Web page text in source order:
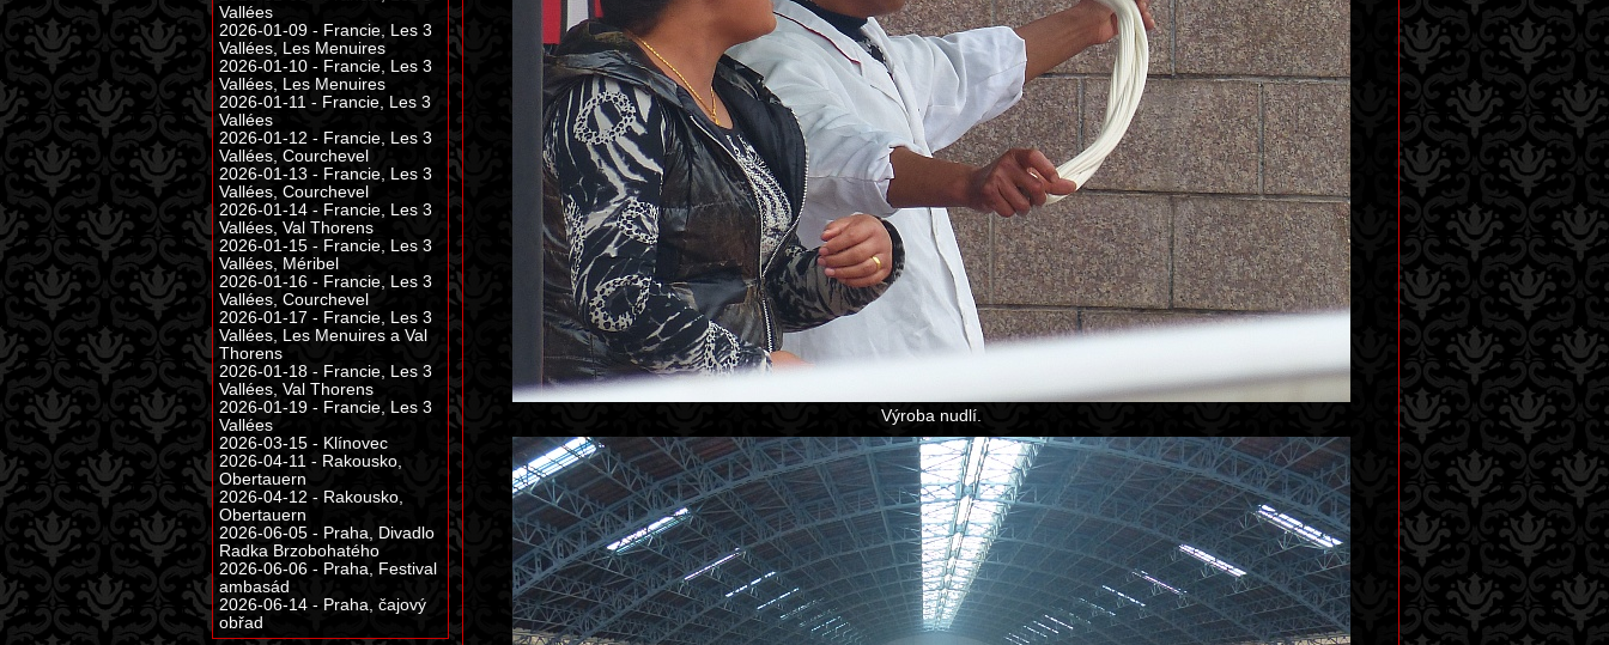
Výroba nudlí.
Vallées
2026-01-09 - Francie, Les 3
Vallées, Les Menuires
2026-01-10 - Francie, Les 3
Vallées, Les Menuires
2026-01-11 - Francie, Les 3
Vallées
2026-01-12 - Francie, Les 3
Vallées, Courchevel
2026-01-13 - Francie, Les 3
Vallées, Courchevel
2026-01-14 - Francie, Les 3
Vallées, Val Thorens
2026-01-15 - Francie, Les 3
Vallées, Méribel
2026-01-16 - Francie, Les 3
Vallées, Courchevel
2026-01-17 - Francie, Les 3
Vallées, Les Menuires a Val
Thorens
2026-01-18 - Francie, Les 3
Vallées, Val Thorens
2026-01-19 - Francie, Les 3
Vallées
2026-03-15 - Klínovec
2026-04-11 - Rakousko,
Obertauern
2026-04-12 - Rakousko,
Obertauern
2026-06-05 - Praha, Divadlo
Radka Brzobohatého
2026-06-06 - Praha, Festival
ambasád
2026-06-14 - Praha, čajový
obřad